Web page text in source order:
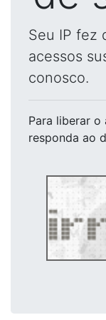
Seu IP fez
acessos
conosco.
Para liberar o
responda ao